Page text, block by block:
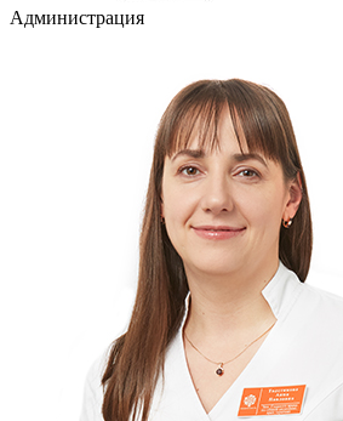
Администрация